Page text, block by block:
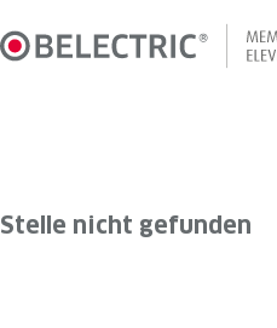
Inhalt
springen
Stelle nicht gefunden